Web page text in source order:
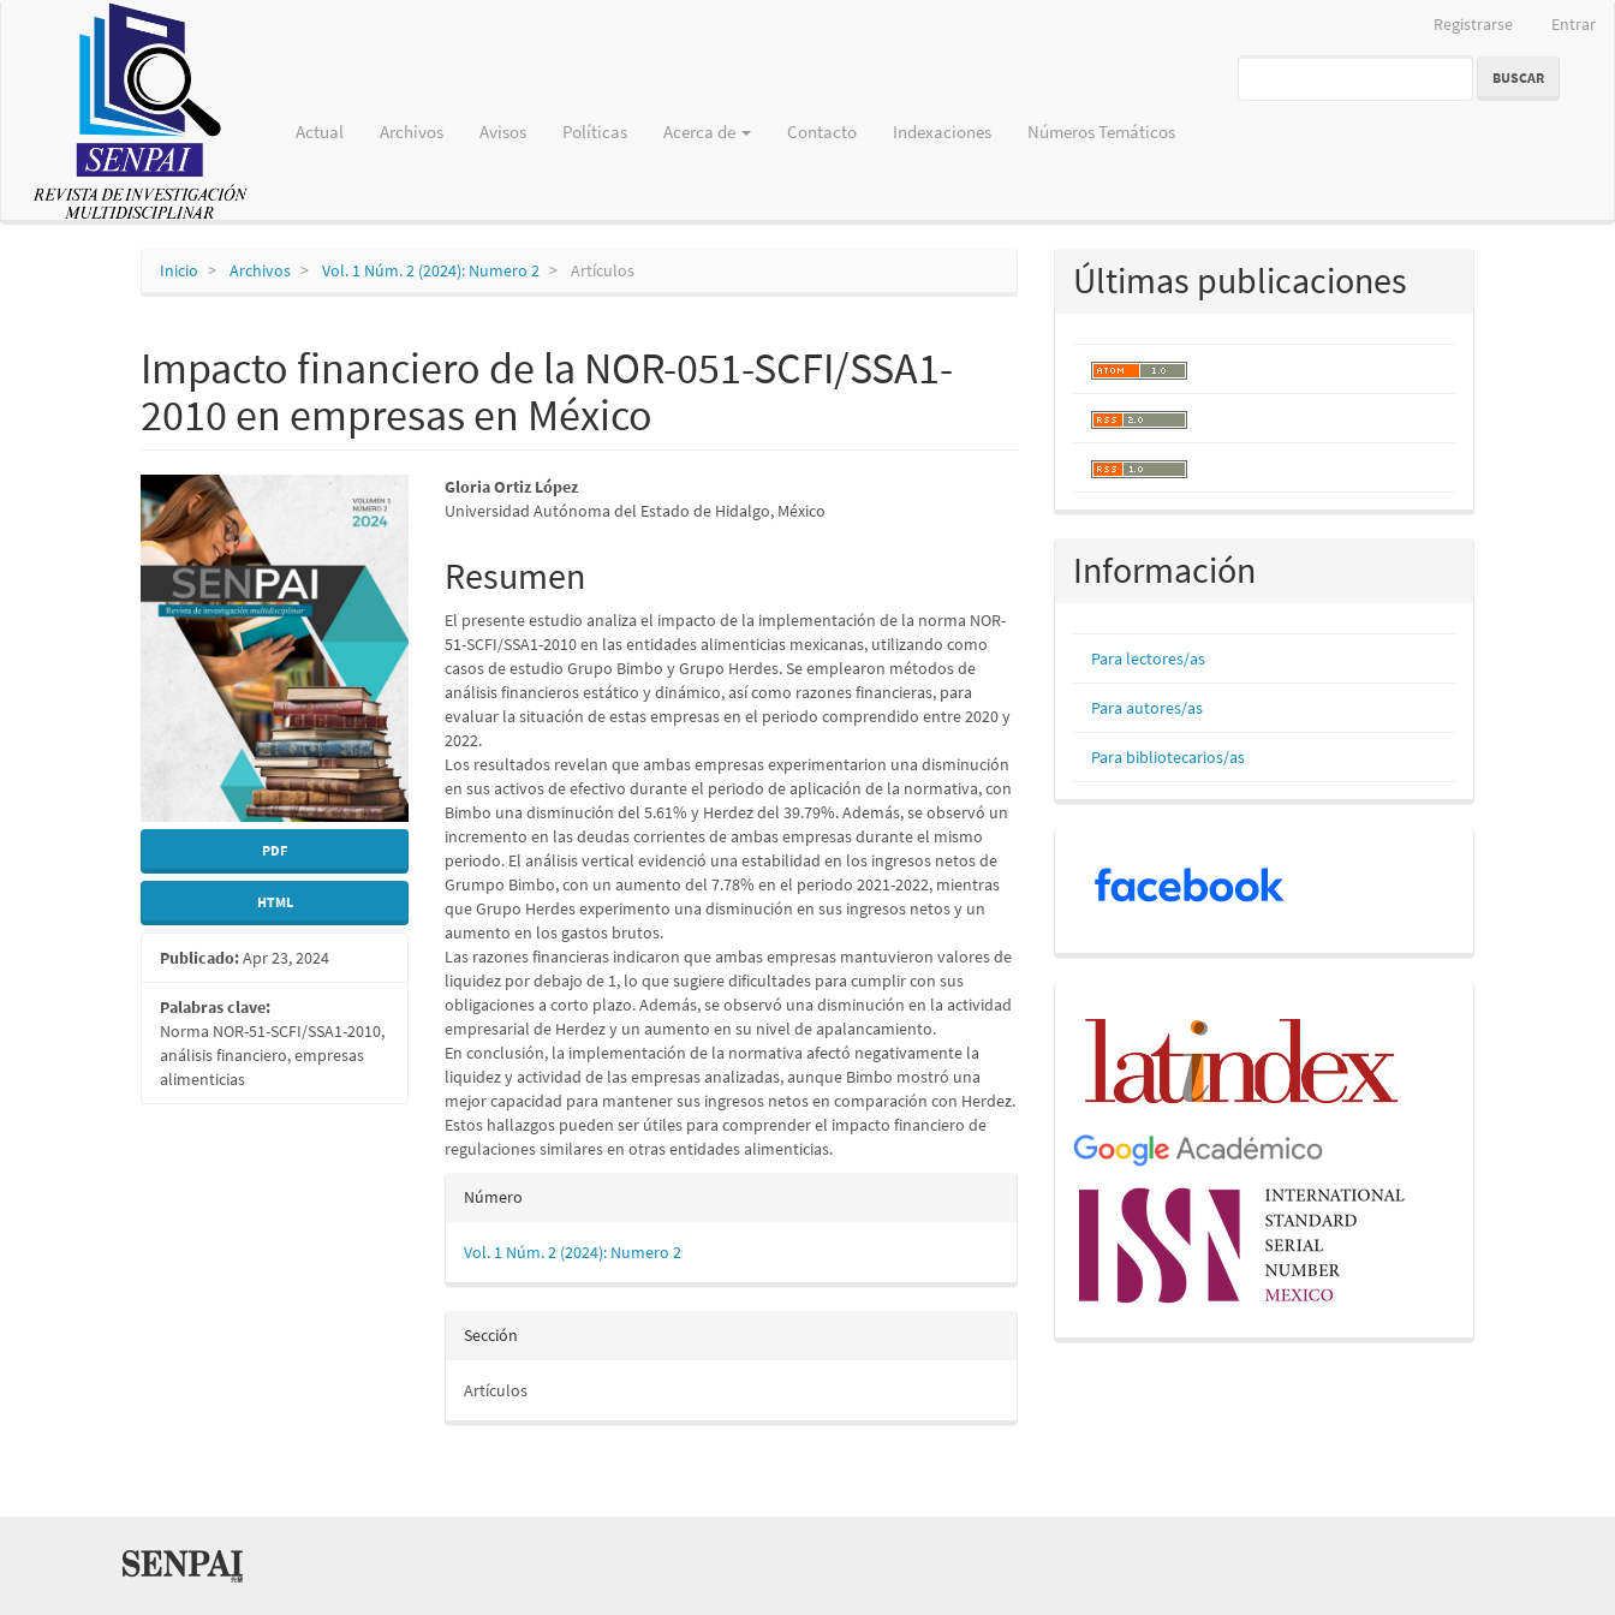
Navegación
principal
lateral
Registrarse Entrar
Actual Archivos Avisos Políticas Acerca de Contacto Indexaciones Números Temáticos
BUSCAR
Inicio Archivos Vol. 1 Núm. 2 (2024): Numero 2 Artículos
Impacto financiero de la NOR-051-SCFI/SSA1-
2010 en empresas en México
Barra
lateral
del
artículo
PDF
HTML
Publicado:Apr 23, 2024
Palabras clave:
Norma NOR-51-SCFI/SSA1-2010,
análisis financiero, empresas
alimenticias
Contenido
principal
del
artículo
Gloria Ortiz López
Universidad Autónoma del Estado de Hidalgo, México
Resumen
El presente estudio analiza el impacto de la implementación de la norma NOR-
51-SCFI/SSA1-2010 en las entidades alimenticias mexicanas, utilizando como
casos de estudio Grupo Bimbo y Grupo Herdes. Se emplearon métodos de
análisis financieros estático y dinámico, así como razones financieras, para
evaluar la situación de estas empresas en el periodo comprendido entre 2020 y
2022.
Los resultados revelan que ambas empresas experimentarion una disminución
en sus activos de efectivo durante el periodo de aplicación de la normativa, con
Bimbo una disminución del 5.61% y Herdez del 39.79%. Además, se observó un
incremento en las deudas corrientes de ambas empresas durante el mismo
periodo. El análisis vertical evidenció una estabilidad en los ingresos netos de
Grumpo Bimbo, con un aumento del 7.78% en el periodo 2021-2022, mientras
que Grupo Herdes experimento una disminución en sus ingresos netos y un
aumento en los gastos brutos.
Las razones financieras indicaron que ambas empresas mantuvieron valores de
liquidez por debajo de 1, lo que sugiere dificultades para cumplir con sus
obligaciones a corto plazo. Además, se observó una disminución en la actividad
empresarial de Herdez y un aumento en su nivel de apalancamiento.
En conclusión, la implementación de la normativa afectó negativamente la
liquidez y actividad de las empresas analizadas, aunque Bimbo mostró una
mejor capacidad para mantener sus ingresos netos en comparación con Herdez.
Estos hallazgos pueden ser útiles para comprender el impacto financiero de
regulaciones similares en otras entidades alimenticias.
Detalles
artículo
Número
Vol. 1 Núm. 2 (2024): Numero 2
Sección
Artículos
Últimas publicaciones
Información
Para lectores/as
Para autores/as
Para bibliotecarios/as
Facebook
Indices